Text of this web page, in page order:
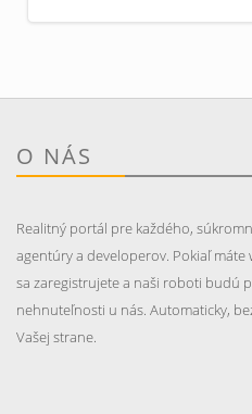
O NÁS
Realitný portál pre každého,
agentúry a developerov. Pokiaľ
sa zaregistrujete a naši roboti budú
nehnuteľnosti u nás. Automaticky,
Vašej strane.